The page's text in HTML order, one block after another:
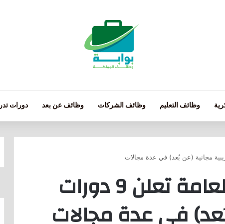
وظائف التعليم وظائف الشركات وظائف عن بعد دورات
مكتبة الملك فهد العامة تعلن 9 دورات
في عدة مجالات